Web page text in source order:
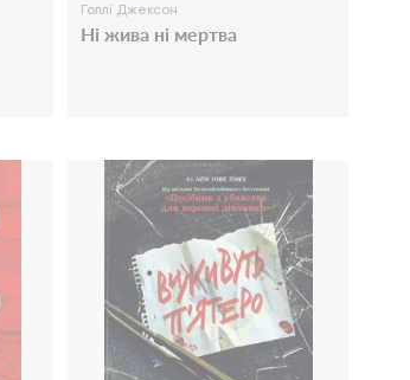
Голлі Джексон
Ні жива ні мертва